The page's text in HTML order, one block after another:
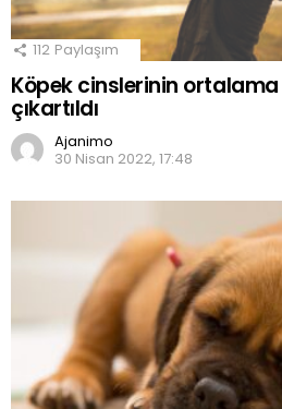
112 Paylaşım
Köpek cinslerinin
çıkartıldı
Ajanimo
30 Nisan 2022, 17:48